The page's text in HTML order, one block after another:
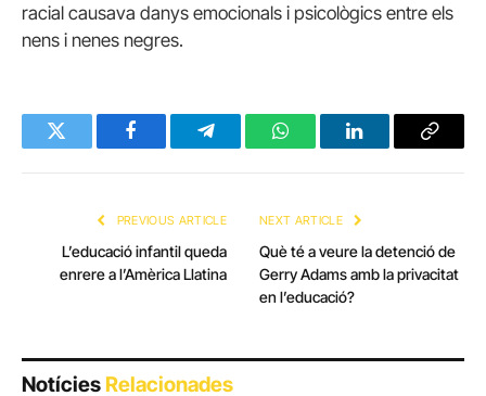
racial causava danys emocionals i psicològics entre els
nens i nenes negres.
Twitter FacebookTelegramWhatsAppLinkedInCopy
PREVIOUS ARTICLE
L’educació infantil queda
enrere a l’Amèrica Llatina
NEXT ARTICLE
Què té a veure la detenció de
Gerry Adams amb la privacitat
en l’educació?
NotíciesRelacionades